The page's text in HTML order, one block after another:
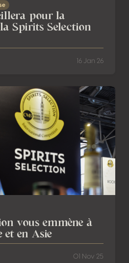
pour la
Spirits Selection
16 Jan 26
à Paris, en Italie et en Asie
vous emmène à
et en Asie
01 Nov 25